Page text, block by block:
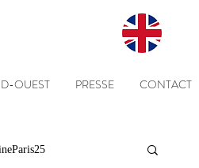
OUEST PRESSE CONTACT